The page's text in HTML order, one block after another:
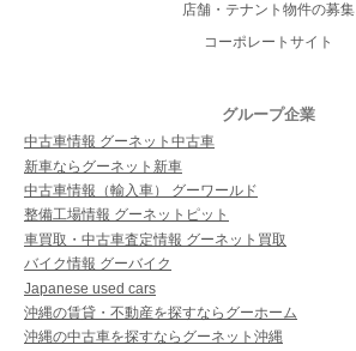
店舗・テナント物件の募集
コーポレートサイト
グループ企業
中古車情報 グーネット中古車
新車ならグーネット新車
中古車情報（輸入車） グーワールド
整備工場情報 グーネットピット
車買取・中古車査定情報 グーネット買取
バイク情報 グーバイク
Japanese used cars
沖縄の賃貸・不動産を探すならグーホーム
沖縄の中古車を探すならグーネット沖縄